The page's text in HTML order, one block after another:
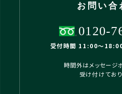
お問い合
0120-
受付時間 11:00〜
時間外はメッセージ
受け付けており